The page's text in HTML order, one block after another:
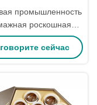
промышленность
роскошная
подарочная
для конечной
коробки
сейчас